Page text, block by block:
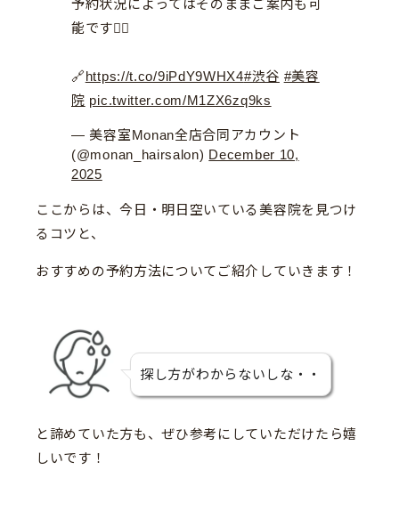
予約状況によってはそのままご案内も可
能です🙆‍♀️
🔗https://t.co/9iPdY9WHX4#渋谷 #美容
院 pic.twitter.com/M1ZX6zq9ks
— 美容室Monan全店合同アカウント
(@monan_hairsalon) December 10,
2025
ここからは、今日・明日空いている美容院を見つけ
るコツと、
おすすめの予約方法についてご紹介していきます！
探し方がわからないしな・・
と諦めていた方も、ぜひ参考にしていただけたら嬉
しいです！